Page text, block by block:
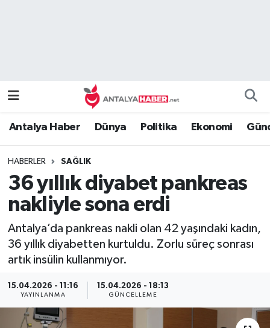
Antalya Haber Dünya Politika Ekonomi
HABERLER SAĞLIK
36 yıllık diyabet pankreas
nakliyle sona erdi
Antalya’da pankreas nakli olan 42 yaşındaki kadın,
36 yıllık diyabetten kurtuldu. Zorlu süreç sonrası
artık insülin kullanmıyor.
15.04.2026 - 11:16
YAYINLANMA
15.04.2026 - 18:13
GÜNCELLEME
Genel
Güncel
Güvenlik
Kültür Sanat
Magazin
Namaz Vakitleri
Tüm Manşetler
Son Dakika Haberleri
Haber Arşivi